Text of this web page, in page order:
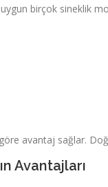
birçok sineklik
avantaj sağlar.
Avantajları